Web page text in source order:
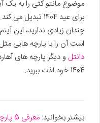
موضوع مانتو کتی را به یک
برای عید 1404
چندان زیادی ندارید، این
است آن را با پارچه هایی مثل
دانتل و دیگر پارچه های
1404 خود لذت ببرید.
بیشتر بخوانید: معرفی 5 پارچه نخی خنک برای روزهای گرم 1404